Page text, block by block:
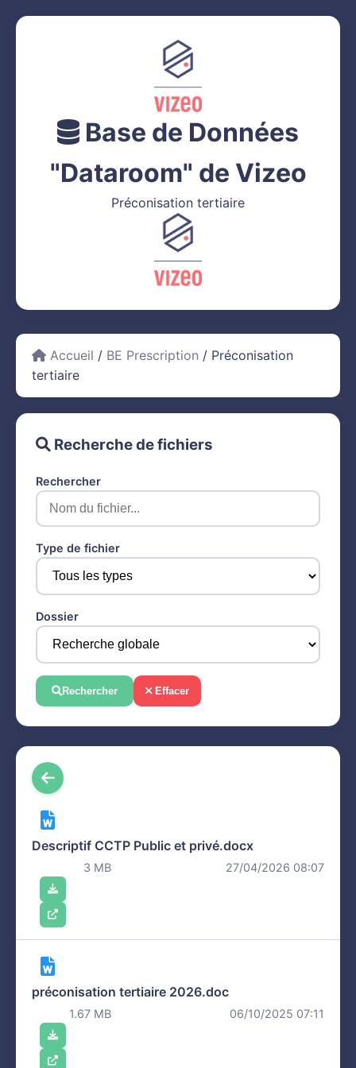
Base de Données
"Dataroom" de Vizeo
Préconisation tertiaire
Accueil / BE Prescription / Préconisation
tertiaire
Recherche de fichiers
Rechercher
Type de fichier
Dossier
Rechercher Effacer
Descriptif CCTP Public et privé.docx
3 MB 27/04/2026 08:07
préconisation tertiaire 2026.doc
1.67 MB 06/10/2025 07:11